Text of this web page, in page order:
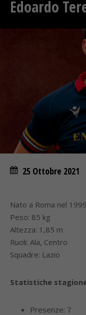
Edoardo
25 Ottobre 2021
Nato a Roma nel 1999
Peso: 85 kg
Altezza: 1,85 m
Ruoli: Ala, Centro
Squadre: Lazio
Statistiche
Presenze: 7